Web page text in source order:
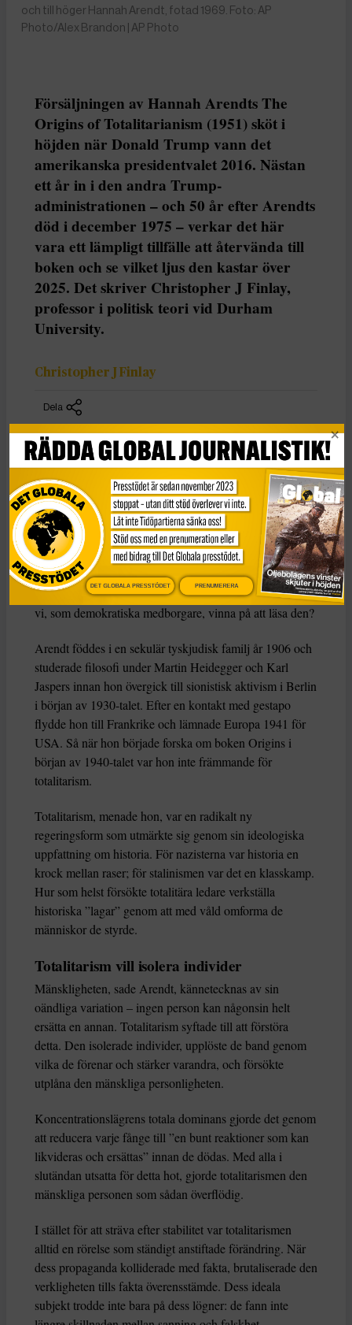
och till höger Hannah Arendt, fotad 1969. Foto: AP
Photo/Alex Brandon | AP Photo
Försäljningen av Hannah Arendts The
Origins of Totalitarianism (1951) sköt i
höjden när Donald Trump vann det
amerikanska presidentvalet 2016. Nästan
ett år in i den andra Trump-
administrationen – och 50 år efter Arendts
död i december 1975 – verkar det här
vara ett lämpligt tillfälle att återvända till
boken och se vilket ljus den kastar över
2025. Det skriver Christopher J Finlay,
professor i politisk teori vid Durham
University.
Christopher J Finlay
Dela
Den här texten har publicerats i The Conversationunder
en Creative Commons-licens och har översatts till
svenska av Tidningen Globals redaktion med hjälp av
AI.
BokenThe Origins of Totalitarianismär briljant men
svår och kombinerar historia, statsvetenskap och filosofi
på ett sätt som kan vara mycket förvirrande. Så vad kan
vi, som demokratiska medborgare, vinna på att läsa den?
Arendt föddes i en sekulär tyskjudisk familj år 1906 och
studerade filosofi under Martin Heidegger och Karl
Jaspers innan hon övergick till sionistisk aktivism i Berlin
i början av 1930-talet. Efter en kontakt med gestapo
flydde hon till Frankrike och lämnade Europa 1941 för
USA. Så när hon började forska om boken Origins i
början av 1940-talet var hon inte främmande för
totalitarism.
Totalitarism, menade hon, var en radikalt ny
regeringsform som utmärkte sig genom sin ideologiska
uppfattning om historia. För nazisterna var historia en
krock mellan raser; för stalinismen var det en klasskamp.
Hur som helst försökte totalitära ledare verkställa
historiska ”lagar” genom att med våld omforma de
människor de styrde.
Totalitarism vill isolera individer
Mänskligheten, sade Arendt, kännetecknas av sin
oändliga variation – ingen person kan någonsin helt
ersätta en annan. Totalitarism syftade till att förstöra
detta. Den isolerade individer, upplöste de band genom
vilka de förenar och stärker varandra, och försökte
utplåna den mänskliga personligheten.
Koncentrationslägrens totala dominans gjorde det genom
att reducera varje fånge till ”en bunt reaktioner som kan
likvideras och ersättas” innan de dödas. Med alla i
slutändan utsatta för detta hot, gjorde totalitarismen den
mänskliga personen som sådan överflödig.
I stället för att sträva efter stabilitet var totalitarismen
alltid en rörelse som ständigt anstiftade förändring. När
dess propaganda kolliderade med fakta, brutaliserade den
verkligheten tills fakta överensstämde. Dess ideala
subjekt trodde inte bara på dess lögner: de fann inte
DET GLOBALA PRESSTÖDET PRENUMERERA